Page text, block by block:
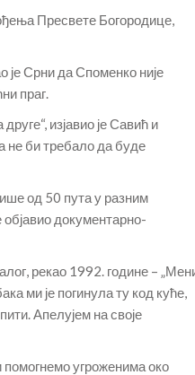
Пресвете Богородице,
је Срни да Споменко није
праг.
изјавио је Савић и
не би требало да буде
од 50 пута у разним
документарно-
рекао 1992. године –
ми је погинула ту код куће,
Апелујем на своје
угроженима око